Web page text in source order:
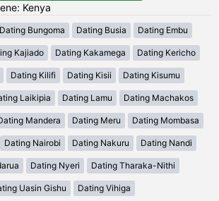
Kenya
Dating Bungoma Dating Busia Dating Embu
Kajiado Dating Kakamega Dating Kericho
Dating Kilifi Dating Kisii Dating Kisumu
Laikipia Dating Lamu Dating Machakos
Mandera Dating Meru Dating Mombasa
Dating Nairobi Dating Nakuru Dating Nandi
Dating Nyeri Dating Tharaka-Nithi
Uasin Gishu Dating Vihiga